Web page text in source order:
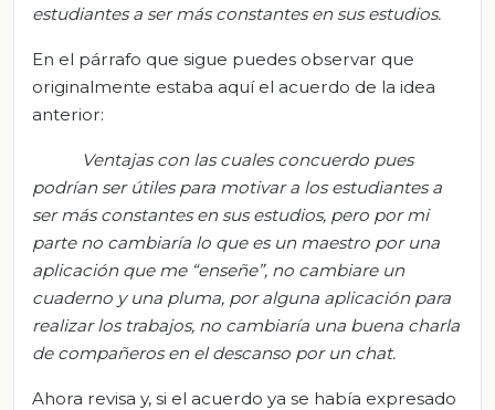
estudiantes a ser más constantes en sus estudios.
En el párrafo que sigue puedes observar que
originalmente estaba aquí el acuerdo de la idea
anterior:
Ventajas con las cuales concuerdo pues
podrían ser útiles para motivar a los estudiantes a
ser más constantes en sus estudios, pero por mi
parte no cambiaría lo que es un maestro por una
aplicación que me “enseñe”, no cambiare un
cuaderno y una pluma, por alguna aplicación para
realizar los trabajos, no cambiaría una buena charla
de compañeros en el descanso por un chat.
Ahora revisa y, si el acuerdo ya se había expresado